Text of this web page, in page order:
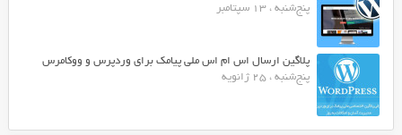
پنج‌شنبه ، 13 سپتامبر
پلاگین ارسال اس ام اس ملی پیامک برای وردپرس و ووکامرس
پنج‌شنبه ، 25 ژانویه